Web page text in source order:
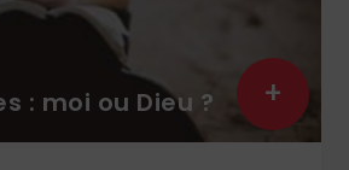
: moi ou Dieu ? +